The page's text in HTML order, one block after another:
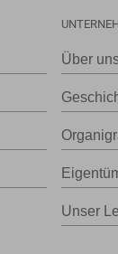
Über
Unser